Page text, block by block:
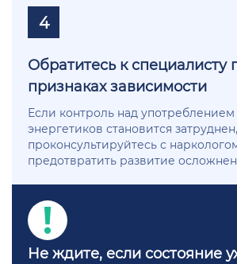
4
Обратитесь к специалисту
признаках зависимости
Если контроль над
энергетиков становится затруднен,
проконсультируйтесь с
предотвратить развитие
Не ждите, если состояние